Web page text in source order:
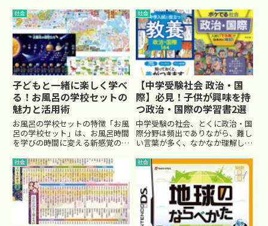
くて、本当の「学習」に対する興
味や関心を持って勉強に取り組ん
だ方が、お子さんの長い人生にと
って、とても有益になるはずで
す...
です。以下のような特長がありま
す。最新の時事問題: 最新のニュ
ースや出来事を基に作...
社会
子どもと一緒に楽しく学べ
る！お風呂の学校セットの
魅力と活用術
お風呂の学校セットの特徴「お風
呂の学校セット」は、お風呂時間
を学びの時間に変える新感覚の学
すい恐竜や地図、すうじといった
デザインがセットになっていて、
壁に貼り付けられるポスター型の
素材が特徴です。この商品は防
水...
社会
【中学受験社会 政治・国
際】必見！子供が興味を持
つ政治・国際の学習書2選
中学受験の社会、とくに政治・国
際分野は頻出でありながら、難し
い言葉が多く、なかなか理解しづ
治・国際分野に興味を持って学習
しやすい教材を厳選して２つご紹
介します。『マンガでわかる！中
学入試に役立つ教養 政治・国際...
社会 社会